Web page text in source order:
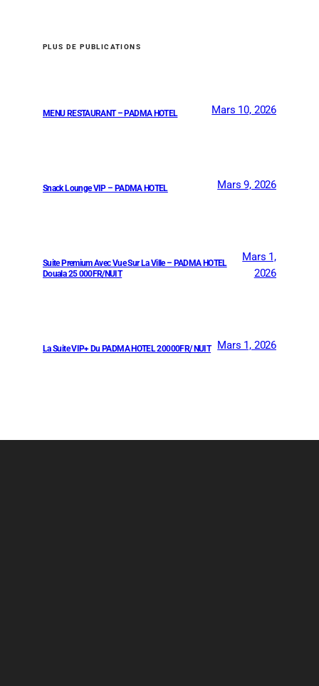
PLUS DE PUBLICATIONS
MENU RESTAURANT – PADMA HOTEL Mars 10, 2026
Snack Lounge VIP – PADMA HOTEL Mars 9, 2026
Suite Premium Avec Vue Sur La Ville – PADMA HOTEL
Douala 25 000FR/NUIT
Mars 1,
2026
La Suite VIP+ Du PADMA HOTEL 20000FR/ NUIT Mars 1, 2026